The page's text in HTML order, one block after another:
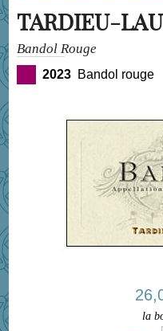
TARDIEU-
Bandol Rouge
2023 Bandol rouge
la